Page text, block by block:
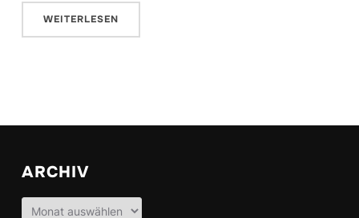
WEITERLESEN
ARCHIV
Archiv